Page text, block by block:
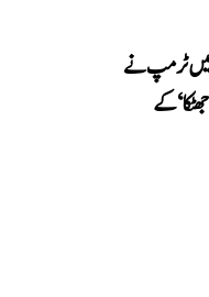
میں ٹرمپ نے
کے